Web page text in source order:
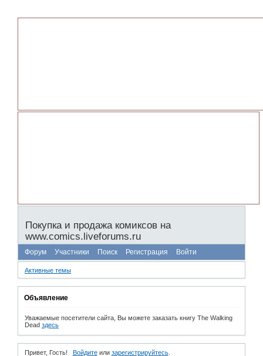
Покупка и продажа комиксов на
www.comics.liveforums.ru
Форум Участники Поиск Регистрация Войти
Активные темы
Объявление
Уважаемые посетители сайта, Вы можете заказать книгу The Walking
Dead здесь
Привет, Гость! Войдитеили зарегистрируйтесь.